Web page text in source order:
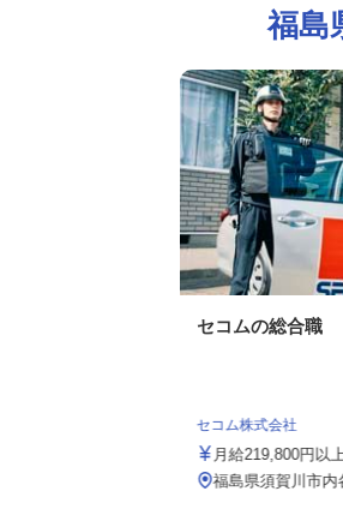
福
セコム株式会社
月給219,800円